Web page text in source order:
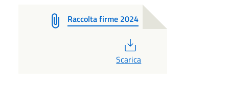
Raccolta firme 2024
Scarica